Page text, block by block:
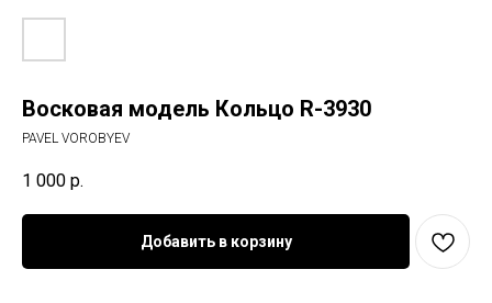
Восковая модель Кольцо R-3930
PAVEL VOROBYEV
1 000 р.
Добавить в корзину